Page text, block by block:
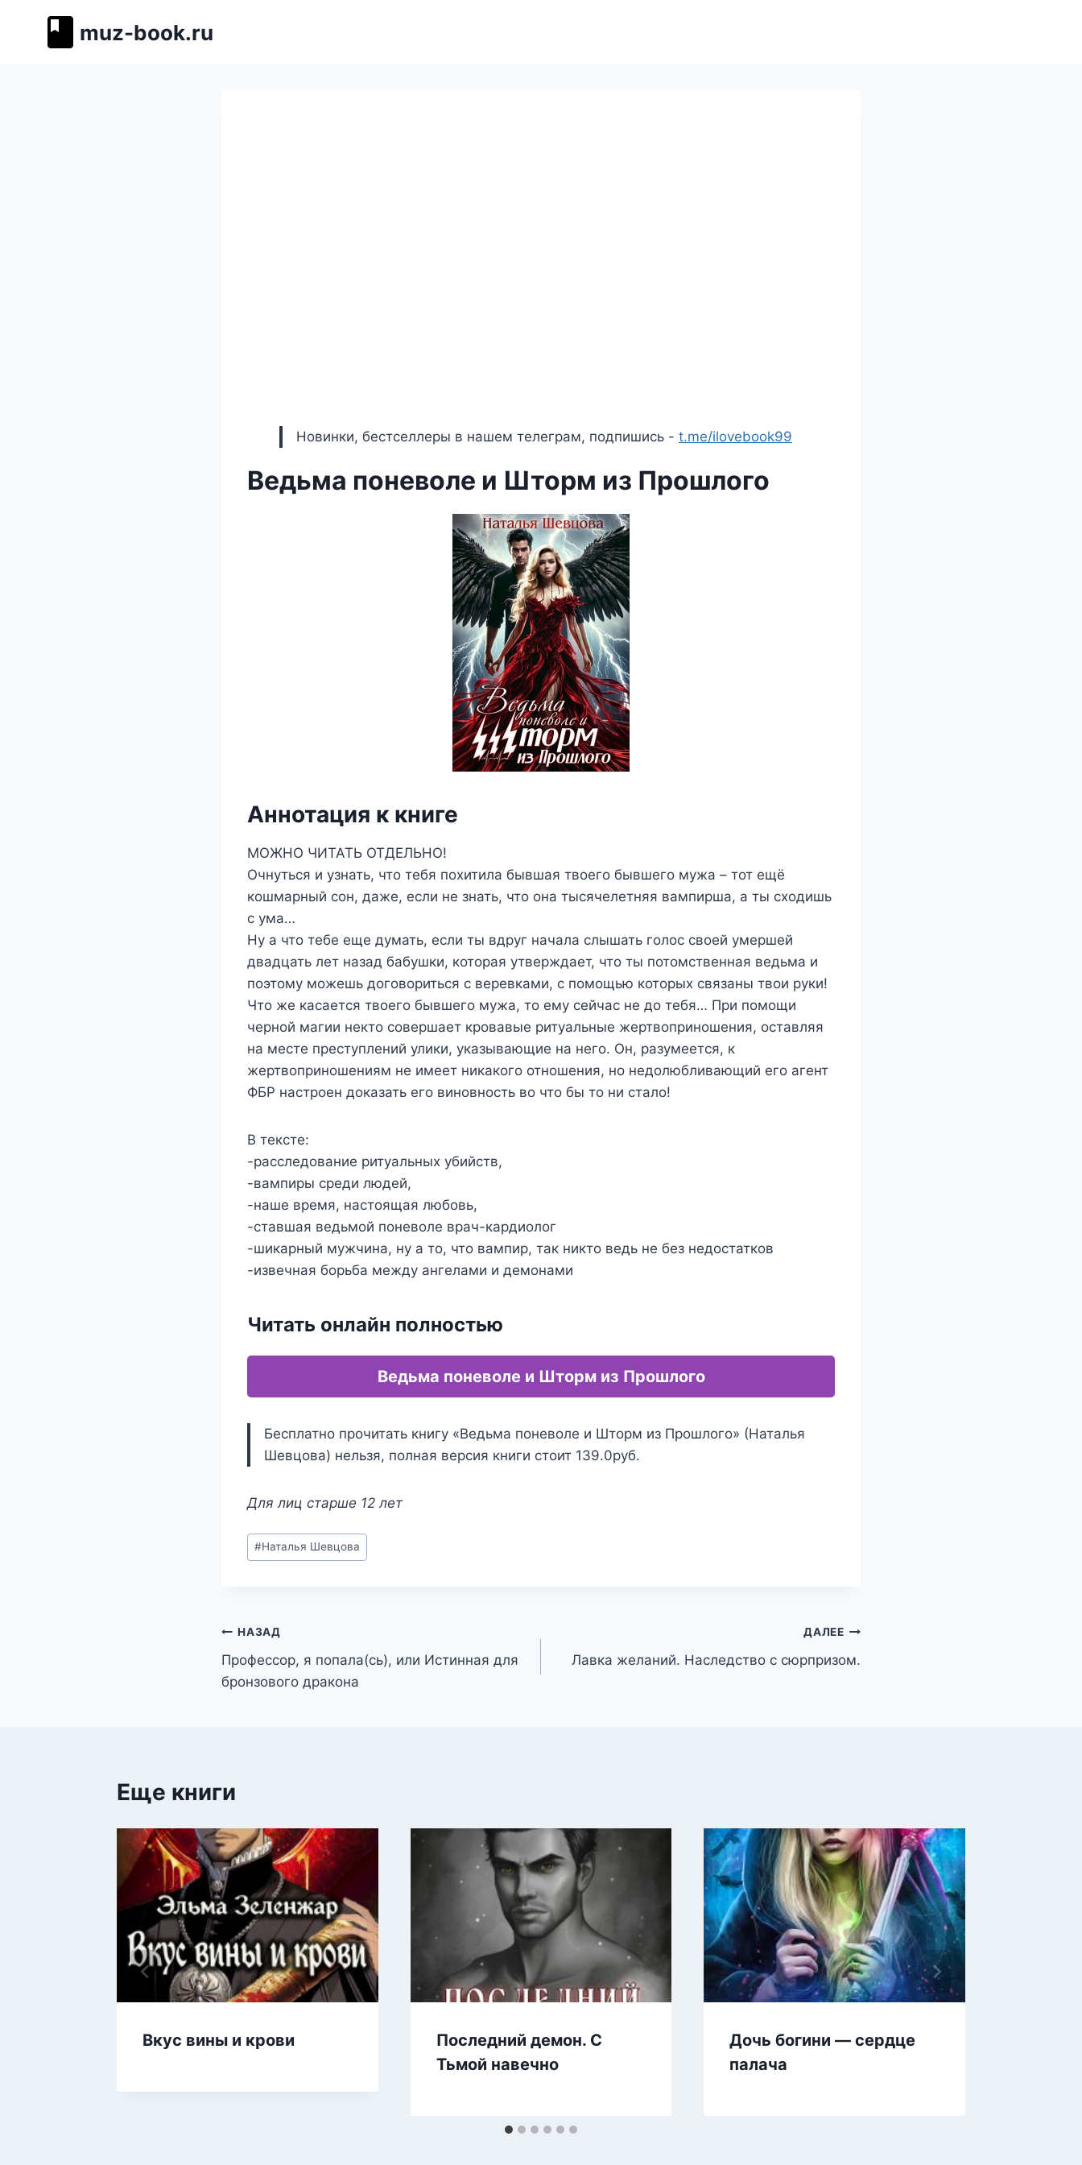
muz-book.ru
Новинки, бестселлеры в нашем телеграм, подпишись - t.me/ilovebook99
Ведьма поневоле и Шторм из Прошлого
Аннотация к книге
МОЖНО ЧИТАТЬ ОТДЕЛЬНО!
Очнуться и узнать, что тебя похитила бывшая твоего бывшего мужа – тот ещё
кошмарный сон, даже, если не знать, что она тысячелетняя вампирша, а ты сходишь
с ума…
Ну а что тебе еще думать, если ты вдруг начала слышать голос своей умершей
двадцать лет назад бабушки, которая утверждает, что ты потомственная ведьма и
поэтому можешь договориться с веревками, с помощью которых связаны твои руки!
Что же касается твоего бывшего мужа, то ему сейчас не до тебя… При помощи
черной магии некто совершает кровавые ритуальные жертвоприношения, оставляя
на месте преступлений улики, указывающие на него. Он, разумеется, к
жертвоприношениям не имеет никакого отношения, но недолюбливающий его агент
ФБР настроен доказать его виновность во что бы то ни стало!
В тексте:
-расследование ритуальных убийств,
-вампиры среди людей,
-наше время, настоящая любовь,
-ставшая ведьмой поневоле врач-кардиолог
-шикарный мужчина, ну а то, что вампир, так никто ведь не без недостатков
-извечная борьба между ангелами и демонами
Читать онлайн полностью
Ведьма поневоле и Шторм из Прошлого
Бесплатно прочитать книгу «Ведьма поневоле и Шторм из Прошлого» (Наталья
Шевцова) нельзя, полная версия книги стоит 139.0руб.
Для лиц старше 12 лет
Метки
записи:
#Наталья Шевцова
Навигация
по
НАЗАД
Профессор, я попала(сь), или Истинная для
бронзового дракона
ДАЛЕЕ
Лавка желаний. Наследство с сюрпризом.
Еще книги
Вкус вины и крови
Последний демон. С
Тьмой навечно
Дочь богини — сердце
палача